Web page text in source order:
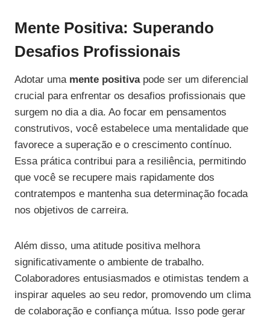
Mente Positiva: Superando
Desafios Profissionais
Adotar uma mente positivapode ser um diferencial
crucial para enfrentar os desafios profissionais que
surgem no dia a dia. Ao focar em pensamentos
construtivos, você estabelece uma mentalidade que
favorece a superação e o crescimento contínuo.
Essa prática contribui para a resiliência, permitindo
que você se recupere mais rapidamente dos
contratempos e mantenha sua determinação focada
nos objetivos de carreira.
Além disso, uma atitude positiva melhora
significativamente o ambiente de trabalho.
Colaboradores entusiasmados e otimistas tendem a
inspirar aqueles ao seu redor, promovendo um clima
de colaboração e confiança mútua. Isso pode gerar